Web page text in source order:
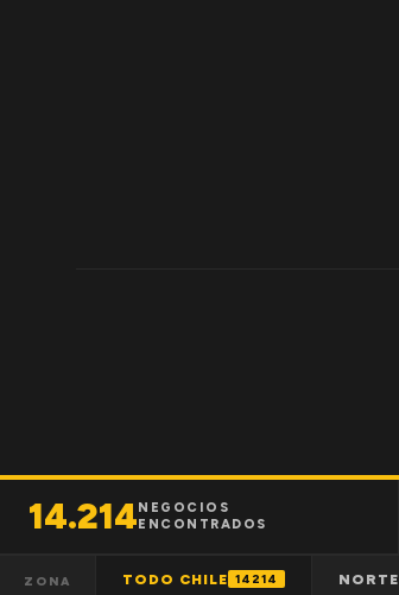
14.214NEGOCIOS
ENCONTRADOS
ZONA TODO CHILE 14214 NORTE